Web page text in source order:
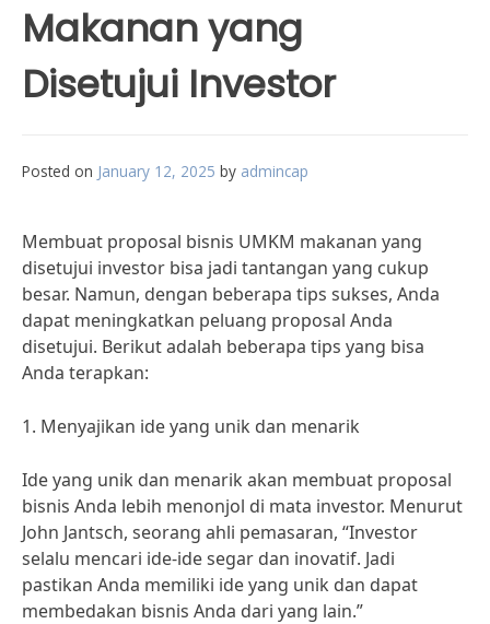
Makanan yang
Disetujui Investor
Posted on January 12, 2025 by admincap
Membuat proposal bisnis UMKM makanan yang
disetujui investor bisa jadi tantangan yang cukup
besar. Namun, dengan beberapa tips sukses, Anda
dapat meningkatkan peluang proposal Anda
disetujui. Berikut adalah beberapa tips yang bisa
Anda terapkan:
1. Menyajikan ide yang unik dan menarik
Ide yang unik dan menarik akan membuat proposal
bisnis Anda lebih menonjol di mata investor. Menurut
John Jantsch, seorang ahli pemasaran, “Investor
selalu mencari ide-ide segar dan inovatif. Jadi
pastikan Anda memiliki ide yang unik dan dapat
membedakan bisnis Anda dari yang lain.”